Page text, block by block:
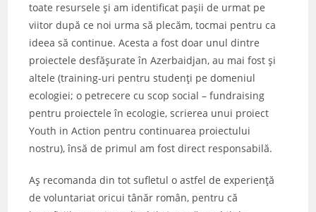
toate resursele şi am identificat paşii de urmat pe
viitor după ce noi urma să plecăm, tocmai pentru ca
ideea să continue. Acesta a fost doar unul dintre
proiectele desfăşurate în Azerbaidjan, au mai fost şi
altele (training-uri pentru studenţi pe domeniul
ecologiei; o petrecere cu scop social – fundraising
pentru proiectele în ecologie, scrierea unui proiect
Youth in Action pentru continuarea proiectului
nostru), însă de primul am fost direct responsabilă.
Aş recomanda din tot sufletul o astfel de experienţă
de voluntariat oricui tânăr român, pentru că